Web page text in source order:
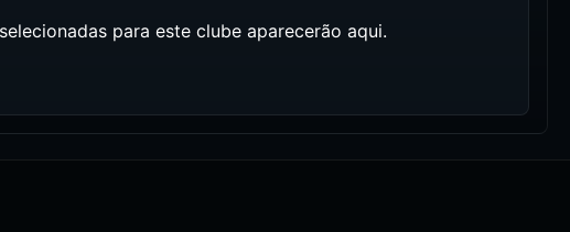
para este clube aparecerão aqui.